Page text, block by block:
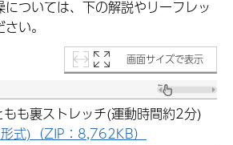
ついては、下の解説やリーフレッ
い。
画面サイズで表示
も裏ストレッチ(運動時間約2分)
式)（ZIP：8,762KB）